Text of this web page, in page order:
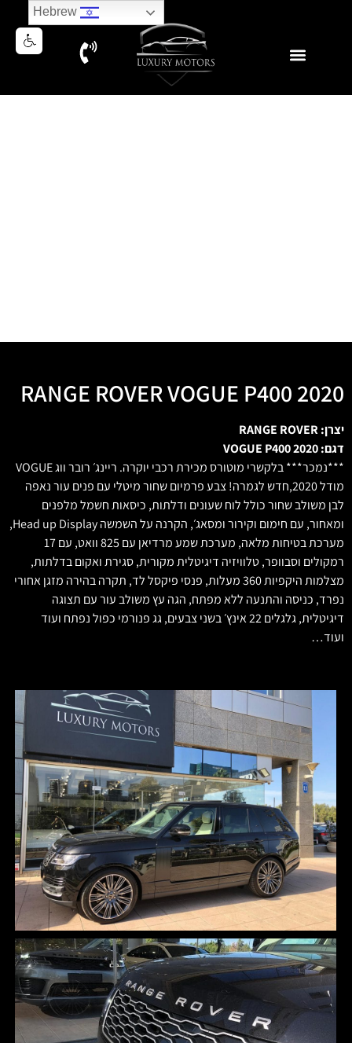
RANGE ROVER VOGUE P400 2020
יצרן: RANGE ROVER
דגם: VOGUE P400 2020
***נמכר*** בלקשרי מוטורס מכירת רכבי יוקרה. ריינג׳ רובר ווג VOGUE
מודל 2020,חדש לגמרה! צבע פרמיום שחור מיטלי עם פנים עור נאפה
לבן משולב שחור כולל לוח שעונים ודלתות, ‏כיסאות חשמל מלפנים
ומאחור, עם חימום וקירור ומסאג׳, ‏הקרנה על השמשה Head up Display,
מערכת בטיחות מלאה, מערכת שמע מרדיאן עם 825 וואט, עם 17
רמקולים וסבוופר, טלוויזיה דיגיטלית מקורית, סגירת ואקום בדלתות,
מצלמות היקפיות 360 מעלות, פנסי פיקסל לד, תקרה בהירה מזגן אחורי
נפרד, כניסה והתנעה ללא מפתח, הגה עץ משולב עור עם תצוגה
דיגיטלית, גלגלים 22 אינץ׳ בשני צבעים, גג פנורמי כפול נפתח ועוד
ועוד…
Hebrew